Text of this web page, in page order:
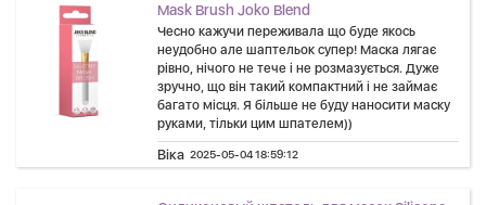
Mask Brush Joko Blend
Чесно кажучи переживала що буде якось
неудобно але шаптельок супер! Маска лягає
рівно, нічого не тече і не розмазується. Дуже
зручно, що він такий компактний і не займає
багато місця. Я більше не буду наносити маску
руками, тільки цим шпателем))
Віка 2025-05-04 18:59:12